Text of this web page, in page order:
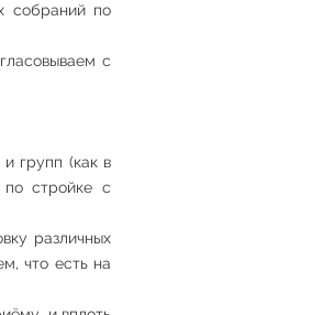
собраний по
с
групп (как в
по стройке с
различных
что есть на